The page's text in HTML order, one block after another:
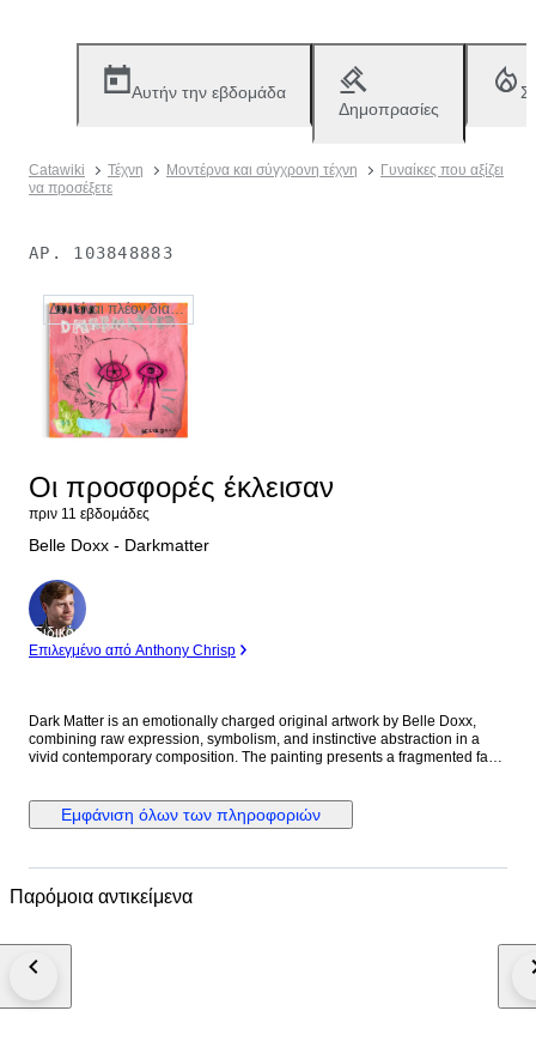
Αυτήν την εβδομάδα
Δημοπρασίες
Catawiki Τέχνη Μοντέρνα και σύγχρονη τέχνη
Γυναίκες που αξίζει
να προσέξετε
ΑΡ. 103848883
Δεν είναι πλέον διαθέσιμο
Οι προσφορές έκλεισαν
πριν 11 εβδομάδες
Belle Doxx - Darkmatter
Ειδικός
Επιλεγμένο από Anthony Chrisp
Dark Matter is an emotionally charged original artwork by Belle Doxx,
combining raw expression, symbolism, and instinctive abstraction in a
vivid contemporary composition. The painting presents a fragmented face
orange, black, and unexpected accents of green and blue, the piece
radiates energy while maintaining a deeply introspective atmosphere.
and psychological character, referencing the unseen forces that shape
textured brushstrokes give the painting an authentic outsider-art and neo-
art, expressive abstraction, and modern symbolic portraiture.
Εμφάνιση όλων των πληροφοριών
Παρόμοια αντικείμενα